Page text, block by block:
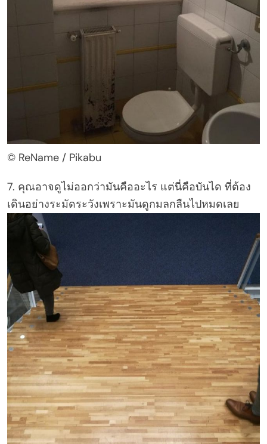
© ReName / Pikabu
7. คุณอาจดูไม่ออกว่ามันคืออะไร แต่นี่คือบันได ที่ต้อง
เดินอย่างระมัดระวังเพราะมันดูกมลกลืนไปหมดเลย